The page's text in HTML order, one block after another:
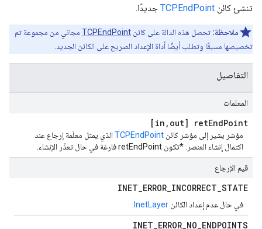
تنشئ كائن TCPEndPoint جديدًا.
ملاحظة: تحصل هذه الدالة على كائن TCPEndPoint مجاني من مجموعة تم
تخصيصها مسبقًا وتطلب أيضًا أداة الإعداد الصريح على الكائن الجديد.
التفاصيل
المعلمات
[in , out] retEndPoint
مؤشر يشير إلى مؤشر كائن TCPEndPoint الذي يمثل معلَمة إرجاع عند
اكتمال إنشاء العنصر. *تكون retEndPoint فارغة في حال تعذّر الإنشاء.
قيم الإرجاع
INET_ERROR_INCORRECT_STATE
في حال عدم إعداد الكائن InetLayer
INET_ERROR_NO_ENDPOINTS